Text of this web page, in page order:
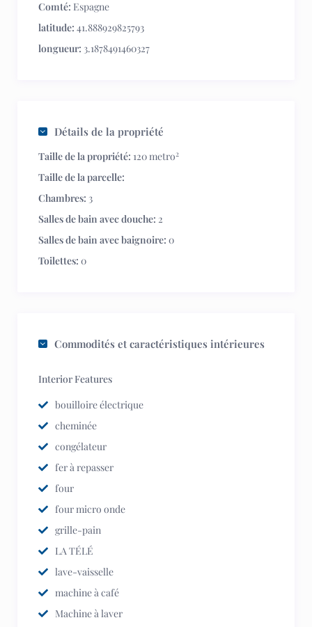
Comté: Espagne
latitude: 41.888929825793
longueur: 3.1878491460327
Détails de la propriété
Taille de la propriété: 120 metro2
Taille de la parcelle:
Chambres: 3
Salles de bain avec douche: 2
Salles de bain avec baignoire: 0
Toilettes: 0
Commodités et caractéristiques intérieures
Interior Features
bouilloire électrique
cheminée
congélateur
fer à repasser
four
four micro onde
grille-pain
LA TÉLÉ
lave-vaisselle
machine à café
Machine à laver